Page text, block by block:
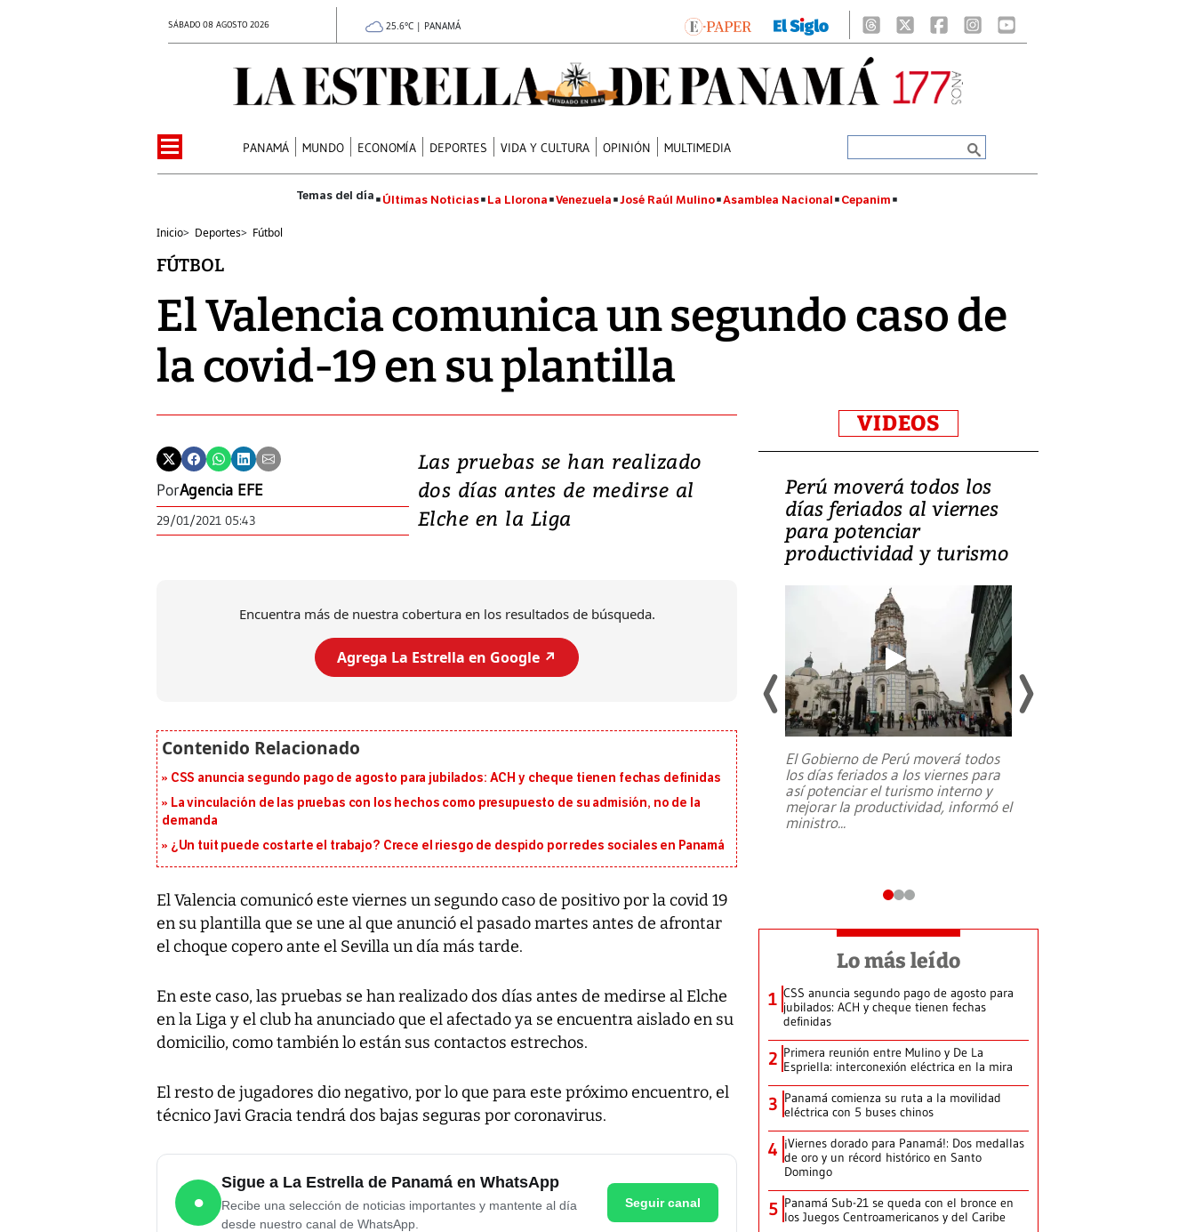
SÁBADO 08 AGOSTO 2026 25.6°C | PANAMÁ
PANAMÁ MUNDO ECONOMÍA DEPORTES VIDA Y CULTURA OPINIÓN MULTIMEDIA
Últimas Noticias La Llorona Venezuela José Raúl Mulino Asamblea Nacional Cepanim
Inicio> Deportes> Fútbol
FÚTBOL
El Valencia comunica un segundo caso de
la covid-19 en su plantilla
PorAgencia EFE
29/01/2021 05:43
Las pruebas se han realizado
dos días antes de medirse al
Elche en la Liga
Encuentra más de nuestra cobertura en los resultados de búsqueda.
Agrega La Estrella en Google ↗️
CSS anuncia segundo pago de agosto para jubilados: ACH y cheque tienen fechas definidas
La vinculación de las pruebas con los hechos como presupuesto de su admisión, no de la
demanda
¿Un tuit puede costarte el trabajo? Crece el riesgo de despido por redes sociales en Panamá
El Valencia comunicó este viernes un segundo caso de positivo por la covid 19
en su plantilla que se une al que anunció el pasado martes antes de afrontar
el choque copero ante el Sevilla un día más tarde.
En este caso, las pruebas se han realizado dos días antes de medirse al Elche
en la Liga y el club ha anunciado que el afectado ya se encuentra aislado en su
domicilio, como también lo están sus contactos estrechos.
El resto de jugadores dio negativo, por lo que para este próximo encuentro, el
técnico Javi Gracia tendrá dos bajas seguras por coronavirus.
●
Sigue a La Estrella de Panamá en WhatsApp
Recibe una selección de noticias importantes y mantente al día
desde nuestro canal de WhatsApp.
Seguir canal
VIDEOS
Video: Lula lanza su
candidatura con
promesas de inversión
Entre recuerdos y escuetas
referencias hacia sus adversarios, el
presidente de Brasil, Luiz Inácio Lula
candidatura...
Perú moverá todos los
días feriados al viernes
para potenciar
productividad y turismo
El Gobierno de Perú moverá todos
los días feriados a los viernes para
así potenciar el turismo interno y
mejorar la productividad, informó el
ministro...
Lo más leído
1 CSS anuncia segundo pago de agosto para
jubilados: ACH y cheque tienen fechas
definidas
2 Primera reunión entre Mulino y De La
Espriella: interconexión eléctrica en la mira
3 Panamá comienza su ruta a la movilidad
eléctrica con 5 buses chinos
4 ¡Viernes dorado para Panamá!: Dos medallas
de oro y un récord histórico en Santo
Domingo
5 Panamá Sub-21 se queda con el bronce en
los Juegos Centroamericanos y del Caribe